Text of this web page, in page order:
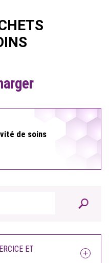
ET
de soins